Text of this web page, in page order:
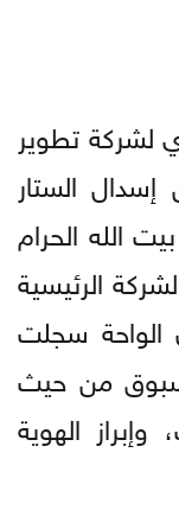
لشركة تطوير
الستار
الله الحرام
الرئيسية
الواحة سجلت
من حيث
الهوية